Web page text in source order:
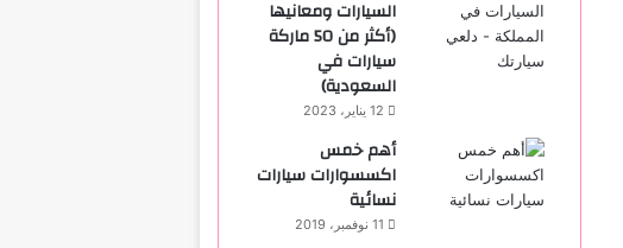
السيارات ومعانيها
(أكثر من 50 ماركة
سيارات في
السعودية)
12 يناير، 2023
أهم خمس
اكسسوارات سيارات
نسائية
11 نوفمبر، 2019